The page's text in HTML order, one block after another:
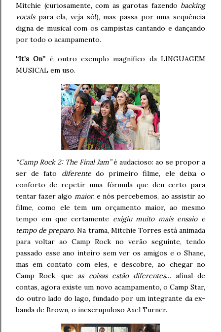
Mitchie (curiosamente, com as garotas fazendo backing
vocalspara ela, veja só!), mas passa por uma sequência
digna de musical com os campistas cantando e dançando
por todo o acampamento.
“It’s On” é outro exemplo magnífico da LINGUAGEM
MUSICAL em uso.
“Camp Rock 2: The Final Jam”é audacioso: ao se propor a
ser de fato diferentedo primeiro filme, ele deixa o
conforto de repetir uma fórmula que deu certo para
tentar fazer algo maior, e nós percebemos, ao assistir ao
filme, como ele tem um orçamento maior, ao mesmo
tempo em que certamente exigiu muito mais ensaio e
tempo de preparo. Na trama, Mitchie Torres está animada
para voltar ao Camp Rock no verão seguinte, tendo
passado esse ano inteiro sem ver os amigos e o Shane,
mas em contato com eles, e descobre, ao chegar no
Camp Rock, queas coisas estão diferentes… afinal de
contas, agora existe um novo acampamento, o Camp Star,
do outro lado do lago, fundado por um integrante da ex-
banda de Brown, o inescrupuloso Axel Turner.